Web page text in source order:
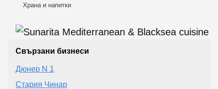
Храна и напитки
Свързани бизнеси
Дюнер N 1
Стария Чинар